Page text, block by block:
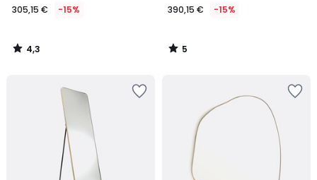
305,15 € -15%
4,3
/
390,15 € -15%
5
/